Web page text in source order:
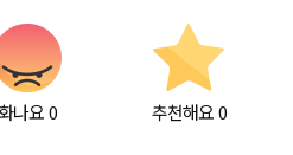
화나요0 추천해요 0